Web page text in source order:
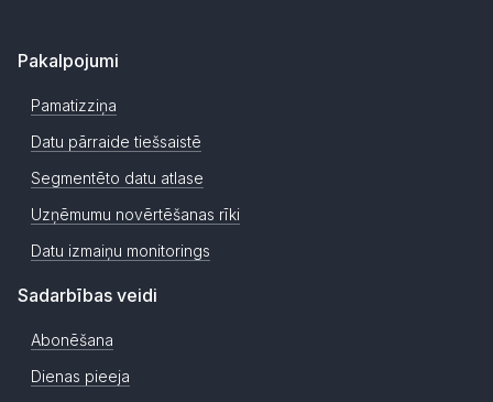
Pakalpojumi
Pamatizziņa
Datu pārraide tiešsaistē
Segmentēto datu atlase
Uzņēmumu novērtēšanas rīki
Datu izmaiņu monitorings
Sadarbības veidi
Abonēšana
Dienas pieeja